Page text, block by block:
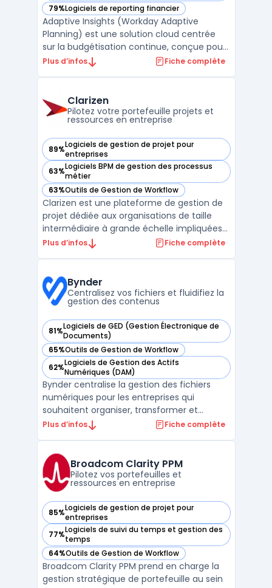
79%Logiciels de reporting financier
— voir Adaptive Insights (Workday Adaptive Planning)
Adaptive Insights (Workday Adaptive
Planning) est une solution cloud centrée
sur la budgétisation continue, conçue pour
les équipes financières, RH et
entreprises confrontées à la multiplication
des données et à la n ...
Plus d’infos Fiche complète
Clarizen
Pilotez votre portefeuille projets et
ressources en entreprise
89%Logiciels de gestion de projet pour
entreprises
— voir Clarizen dans cette catégorie
63%Logiciels BPM de gestion des processus
métier
— voir Clarizen dans cette catégorie
63%Outils de Gestion de Workflow
— voir Clarizen dans cette catégorie
Clarizen est une plateforme de gestion de
projet dédiée aux organisations de taille
intermédiaire à grande échelle impliquées
dans la coordination de portefeuilles
des ressources et la visibilité sur l’état
d’avancement ...
Plus d’infos Fiche complète
Bynder
Centralisez vos fichiers et fluidifiez la
gestion des contenus
81%Logiciels de GED (Gestion Électronique de
Documents)
— voir Bynder dans cette catégorie
65%Outils de Gestion de Workflow
— voir Bynder dans cette catégorie
62%Logiciels de Gestion des Actifs
Numériques (DAM)
— voir Bynder dans cette catégorie
Bynder centralise la gestion des fichiers
numériques pour les entreprises qui
souhaitent organiser, transformer et
diffuser rapidement leurs contenus à
des plateformes et des intervenants
complexifie la gestion des actifs ...
Plus d’infos Fiche complète
Broadcom Clarity PPM
Pilotez vos portefeuilles et
ressources en entreprise
85%Logiciels de gestion de projet pour
entreprises
— voir Broadcom Clarity PPM dans cette catégorie
77%Logiciels de suivi du temps et gestion des
temps
— voir Broadcom Clarity PPM dans cette catégorie
64%Outils de Gestion de Workflow
— voir Broadcom Clarity PPM dans cette catégorie
Broadcom Clarity PPM prend en charge la
gestion stratégique de portefeuille au sein